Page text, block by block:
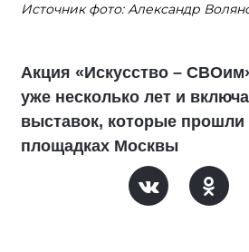
Источник фото: Александр
Акция «Искусство –
уже несколько лет и
выставок, которые прошли
площадках Москвы